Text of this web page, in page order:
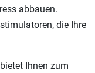
abbauen.
die Ihre
Ihnen zum